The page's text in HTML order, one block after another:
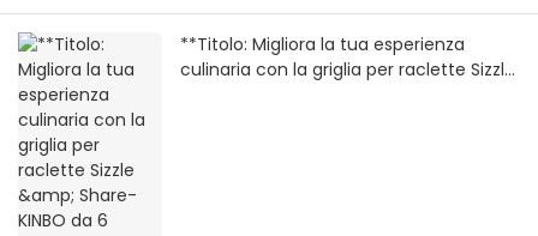
**Titolo: Migliora la tua esperienza
culinaria con la griglia per raclette Sizzle